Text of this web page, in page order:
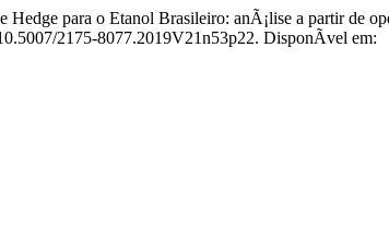
para o Etanol Brasileiro: anÃ¡lise a partir de
2175-8077.2019V21n53p22. DisponÃ­vel em: